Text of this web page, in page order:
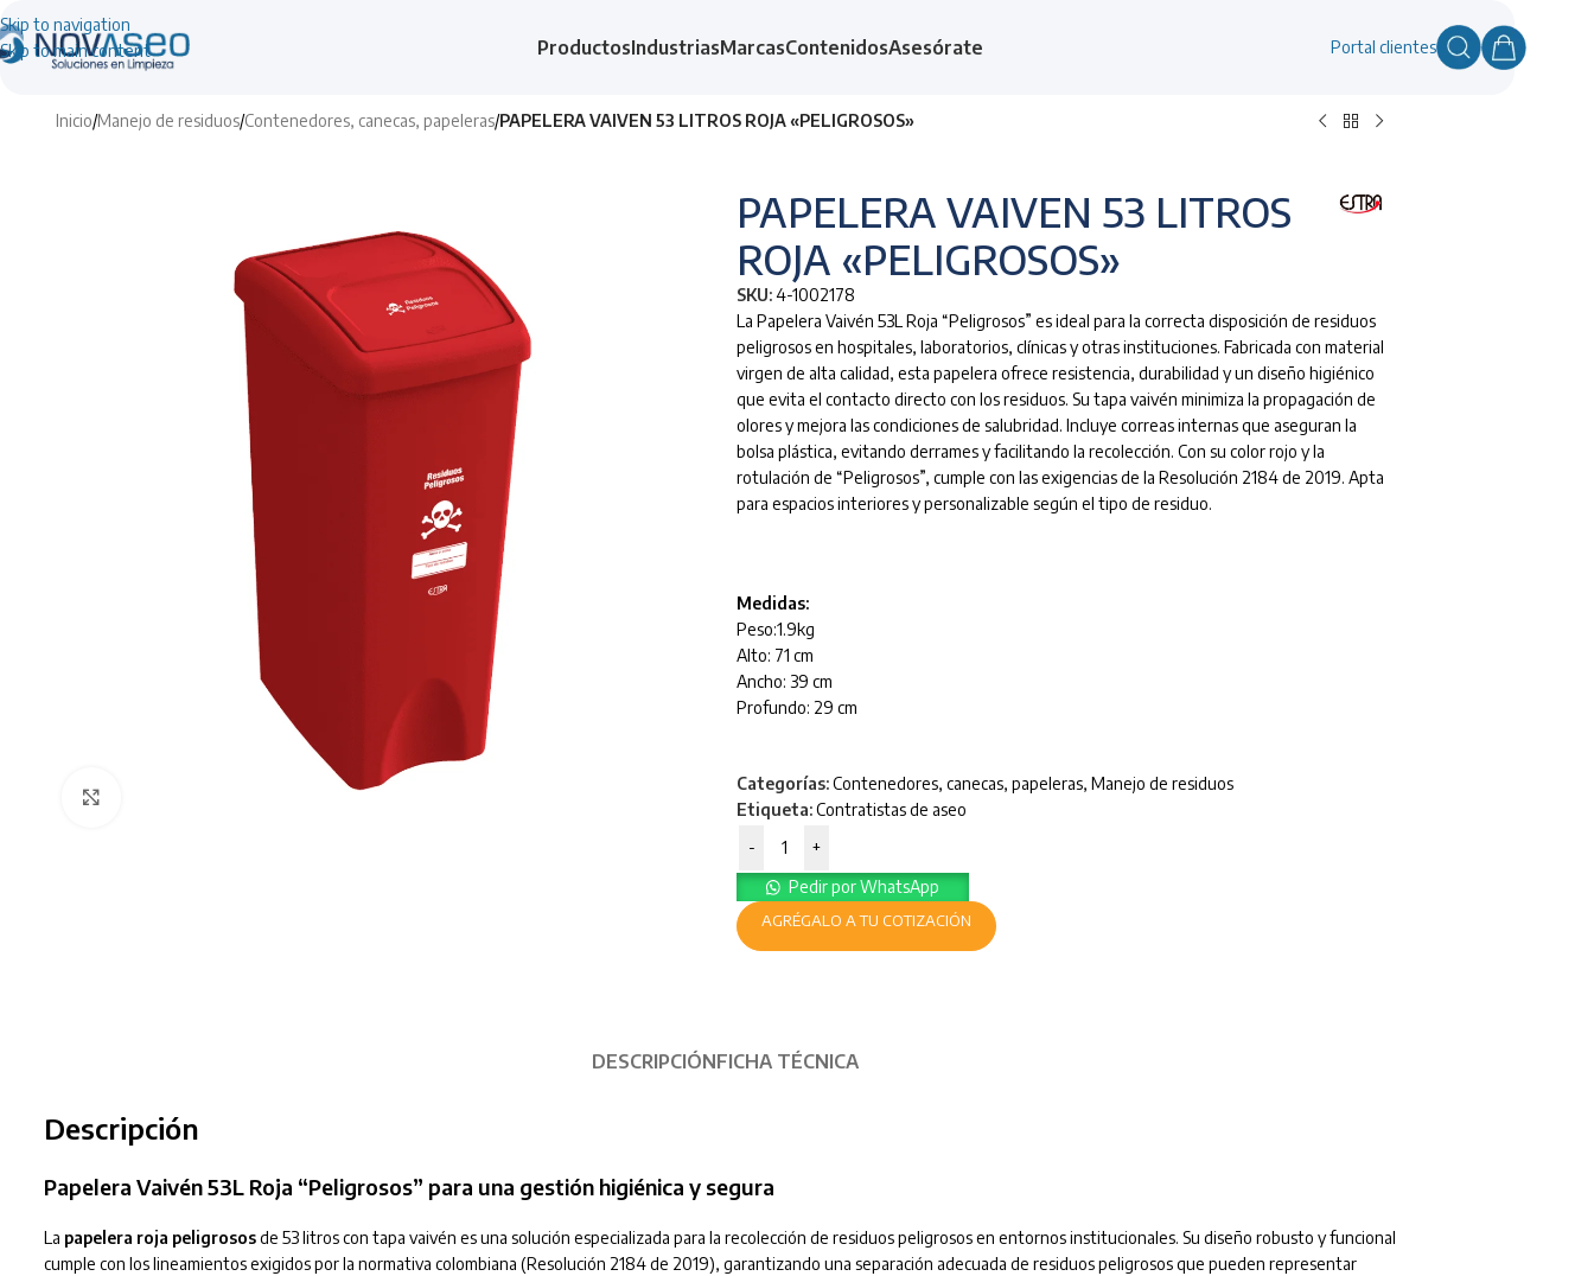
Skip to navigation
Skip to main content
ProductosIndustriasMarcasContenidosAsesórate Portal clientes
Inicio/Manejo de residuos/Contenedores, canecas, papeleras/PAPELERA VAIVEN 53 LITROS ROJA «PELIGROSOS»
PAPELERA VAIVEN 53 LITROS
ROJA «PELIGROSOS»
SKU:4-1002178
La Papelera Vaivén 53L Roja “Peligrosos” es ideal para la correcta disposición de residuos
peligrosos en hospitales, laboratorios, clínicas y otras instituciones. Fabricada con material
virgen de alta calidad, esta papelera ofrece resistencia, durabilidad y un diseño higiénico
que evita el contacto directo con los residuos. Su tapa vaivén minimiza la propagación de
olores y mejora las condiciones de salubridad. Incluye correas internas que aseguran la
bolsa plástica, evitando derrames y facilitando la recolección. Con su color rojo y la
rotulación de “Peligrosos”, cumple con las exigencias de la Resolución 2184 de 2019. Apta
para espacios interiores y personalizable según el tipo de residuo.
Medidas:
Peso:1.9kg
Alto: 71 cm
Ancho: 39 cm
Profundo: 29 cm
Categorías:Contenedores, canecas, papeleras, Manejo de residuos
Etiqueta:Contratistas de aseo
-
+
Pedir por WhatsApp
AGRÉGALO A TU COTIZACIÓN
DESCRIPCIÓNFICHA TÉCNICA
Descripción
Papelera Vaivén 53L Roja “Peligrosos” para una gestión higiénica y segura
La papelera roja peligrososde 53 litros con tapa vaivén es una solución especializada para la recolección de residuos peligrosos en entornos institucionales. Su diseño robusto y funcional
cumple con los lineamientos exigidos por la normativa colombiana (Resolución 2184 de 2019), garantizando una separación adecuada de residuos peligrosos que pueden representar